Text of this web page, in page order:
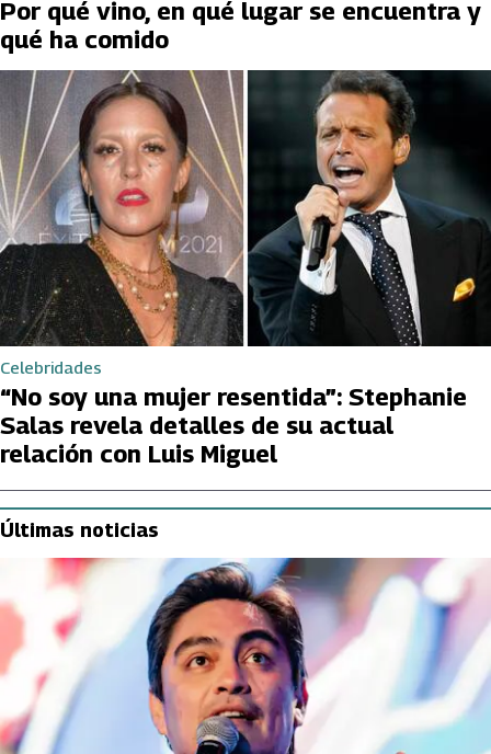
Por qué vino, en qué lugar se encuentra y
qué ha comido
Celebridades
“No soy una mujer resentida”: Stephanie
Salas revela detalles de su actual
relación con Luis Miguel
Últimas noticias